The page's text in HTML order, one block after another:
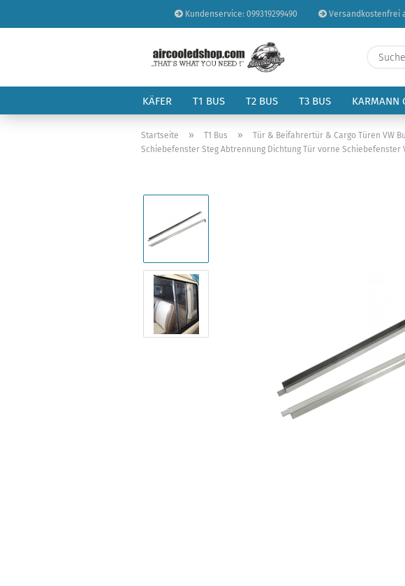
Kundenservice: 099319299490 Versandkostenfrei
KÄFER T1 BUS T2 BUS T3 BUS KARMANN
Startseite » T1 Bus » Tür & Beifahrertür & Cargo Türen VW
Schiebefenster Steg Abtrennung Dichtung Tür vorne Schiebefenster